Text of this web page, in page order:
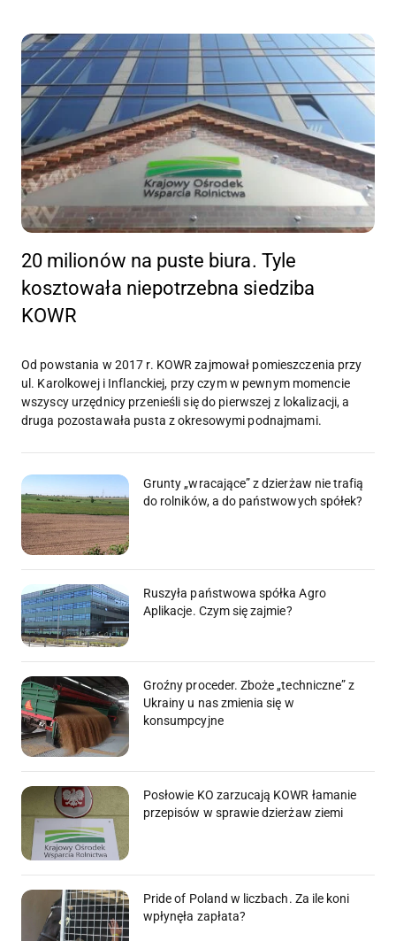
20 milionów na puste biura. Tyle
kosztowała niepotrzebna siedziba
KOWR
Od powstania w 2017 r. KOWR zajmował pomieszczenia przy
ul. Karolkowej i Inflanckiej, przy czym w pewnym momencie
wszyscy urzędnicy przenieśli się do pierwszej z lokalizacji, a
druga pozostawała pusta z okresowymi podnajmami.
Grunty „wracające” z dzierżaw nie trafią
do rolników, a do państwowych spółek?
Ruszyła państwowa spółka Agro
Aplikacje. Czym się zajmie?
Groźny proceder. Zboże „techniczne” z
Ukrainy u nas zmienia się w
konsumpcyjne
Posłowie KO zarzucają KOWR łamanie
przepisów w sprawie dzierżaw ziemi
Pride of Poland w liczbach. Za ile koni
wpłynęła zapłata?